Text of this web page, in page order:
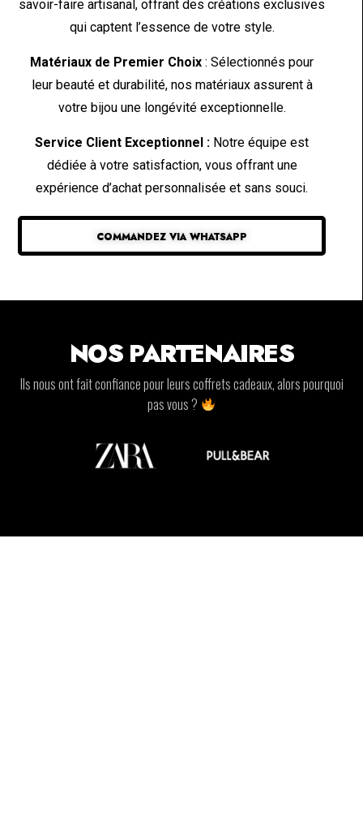
savoir-faire artisanal, offrant des créations exclusives
qui captent l’essence de votre style.
Matériaux de Premier Choix : Sélectionnés pour
leur beauté et durabilité, nos matériaux assurent à
votre bijou une longévité exceptionnelle.
Service Client Exceptionnel : Notre équipe est
dédiée à votre satisfaction, vous offrant une
expérience d’achat personnalisée et sans souci.
COMMANDEZ VIA WHATSAPP
NOS PARTENAIRES
Ils nous ont fait confiance pour leurs coffrets cadeaux, alors pourquoi
pas vous ?